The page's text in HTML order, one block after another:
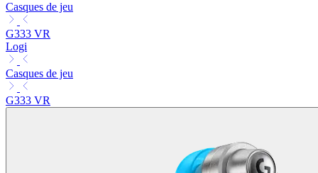
Casques de jeu
G333 VR
Logi
Casques de jeu
G333 VR